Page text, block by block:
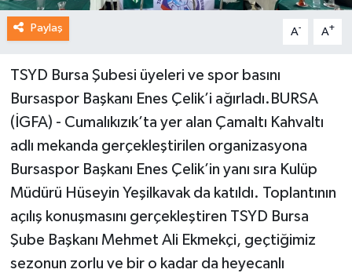
Paylaş A- A+
TSYD Bursa Şubesi üyeleri ve spor basını
Bursaspor Başkanı Enes Çelik’i ağırladı.BURSA
(İGFA) - Cumalıkızık’ta yer alan Çamaltı Kahvaltı
adlı mekanda gerçekleştirilen organizasyona
Bursaspor Başkanı Enes Çelik’in yanı sıra Kulüp
Müdürü Hüseyin Yeşilkavak da katıldı. Toplantının
açılış konuşmasını gerçekleştiren TSYD Bursa
Şube Başkanı Mehmet Ali Ekmekçi, geçtiğimiz
sezonun zorlu ve bir o kadar da heyecanlı